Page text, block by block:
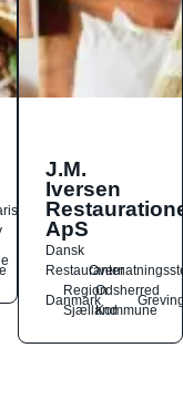
J.M.
Iversen
ApS
Dansk
Restauranter
Danmark
Region
Sjælland
Odsherred
Kommune